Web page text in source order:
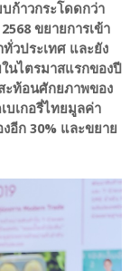
ก้าวกระโดดกว่า
ขยายการเข้า
วประเทศ และยัง
นไตรมาสแรกของปี
ะท้อนศักยภาพของ
บเกอรี่ไทยมูลค่า
อีก 30% และขยาย